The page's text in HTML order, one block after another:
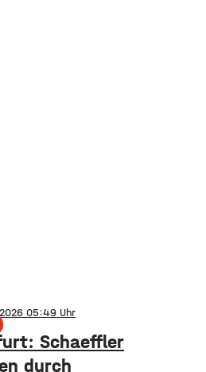
05:49
Schaeffler
durch